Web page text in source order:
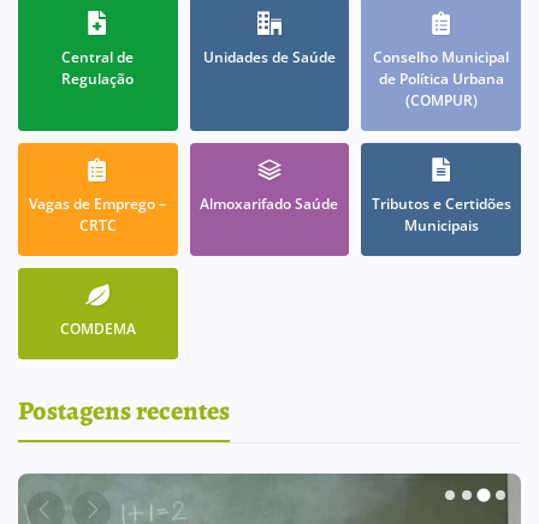
Central de
Regulação
Unidades de Saúde
Conselho Municipal
de Política Urbana
(COMPUR)
Vagas de Emprego –
CRTC
Almoxarifado Saúde
Tributos e Certidões
Municipais
COMDEMA
Postagens recentes